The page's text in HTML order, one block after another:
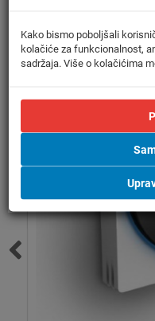
Kako bismo poboljšali
kolačiće za funkcionalnost,
sadržaja. Više o kolačićima